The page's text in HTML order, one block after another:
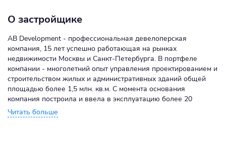
О застройщике
AB Development - профессиональная девелоперская
компания, 15 лет успешно работающая на рынках
недвижимости Москвы и Санкт-Петербурга. В портфеле
компании - многолетний опыт управления проектированием и
строительством жилых и административных зданий общей
площадью более 1,5 млн. кв.м. С момента основания
компания построила и ввела в эксплуатацию более 20
масштабных девелоперских проектов с бюджетом более 1,5
млрд. долларов (Жилой Комплекс премиум класса Вишневый